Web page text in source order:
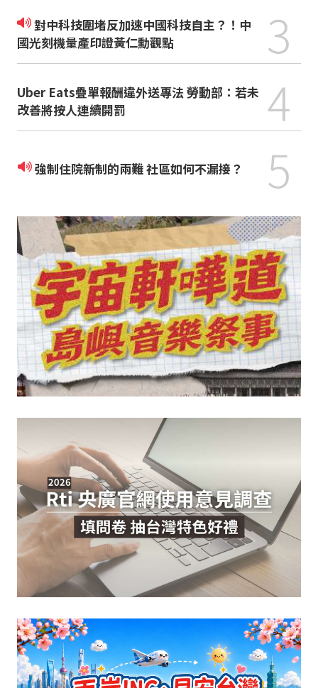
對中科技圍堵反加速中國科技自主？！中
國光刻機量產印證黃仁勳觀點
3
Uber Eats疊單報酬違外送專法 勞動部：若未
改善將按人連續開罰
4
強制住院新制的兩難 社區如何不漏接？ 5